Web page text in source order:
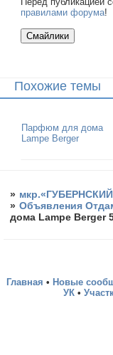
правилами форума!
Похожие темы
Парфюм для дома
Lampe Berger
»
» Объявления
дома Lampe Berger
Главная • Новые
УК •